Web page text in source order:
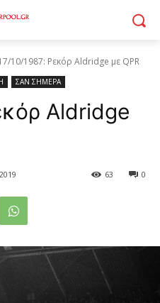
10/1987: Ρεκόρ Aldridge με QPR
ΣΑΝ ΣΗΜΕΡΑ
Aldridge
0
63